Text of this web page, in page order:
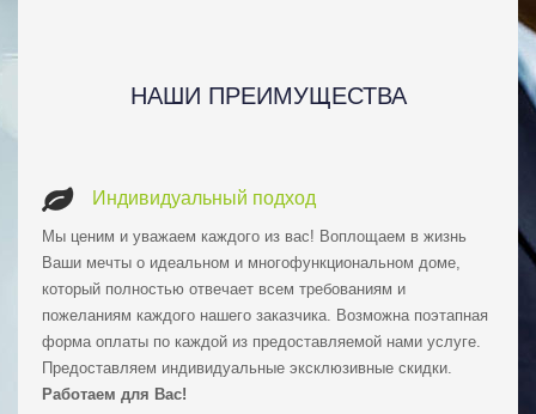
НАШИ ПРЕИМУЩЕСТВА
Индивидуальный подход
Мы ценим и уважаем каждого из вас! Воплощаем в жизнь
Ваши мечты о идеальном и многофункциональном доме,
который полностью отвечает всем требованиям и
пожеланиям каждого нашего заказчика. Возможна поэтапная
форма оплаты по каждой из предоставляемой нами услуге.
Предоставляем индивидуальные эксклюзивные скидки.
Работаем для Вас!